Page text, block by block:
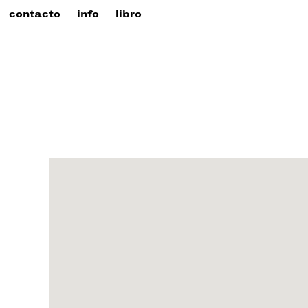
contacto info libro